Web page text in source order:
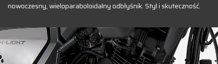
nowoczesny, wieloparaboloidalny odbłyśnik. Styl i skuteczność.